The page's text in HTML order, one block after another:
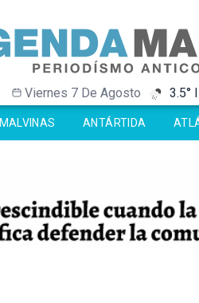
Viernes 7 De Agosto -
3.5°
-
MALVINAS ANTÁRTIDA